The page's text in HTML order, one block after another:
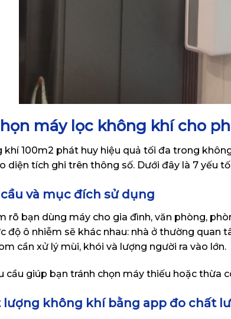
máy lọc không khí cho
100m2 phát huy hiệu quả tối đa trong
diện tích ghi trên thông số. Dưới đây là 7 yếu
và mục đích sử dụng
rõ bạn dùng máy cho gia đình, văn phòng,
độ ô nhiễm sẽ khác nhau: nhà ở thường
cần xử lý mùi, khói và lượng người ra vào lớn.
cầu giúp bạn tránh chọn máy thiếu hoặc thừa
lượng không khí bằng app đo chất